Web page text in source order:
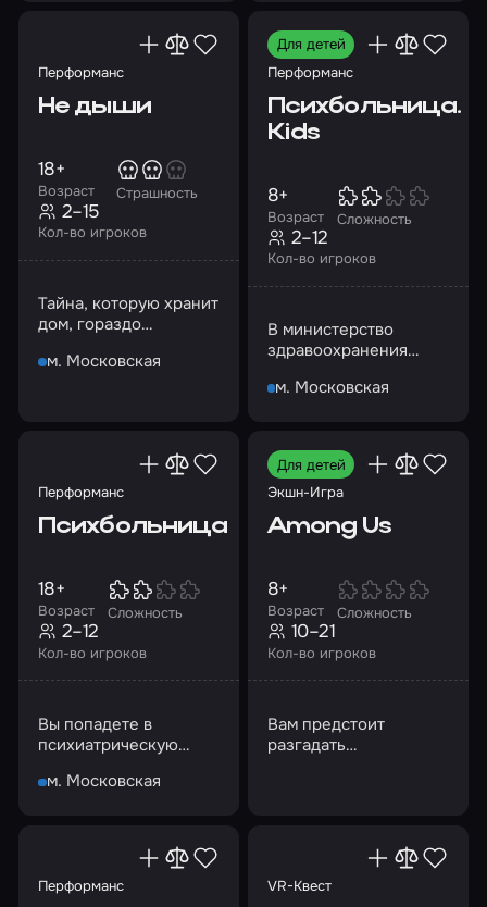
Перформанс
Не дыши
Возраст
18+
Страшность
Кол-во игроков
2–15
Тайна, которую хранит
дом, гораздо
можете себе
м. Московская
Для детей
Перформанс
Психбольница.
Kids
Возраст
8+
Сложность
Кол-во игроков
2–12
В министерство
здравоохранения
жалоба на
м. Московская
Перформанс
Психбольница
Возраст
18+
Сложность
Кол-во игроков
2–12
Вы попадете в
психиатрическую
находится далеко в
м. Московская
Для детей
Экшн-Игра
Among Us
Возраст
8+
Сложность
Кол-во игроков
10–21
Вам предстоит
разгадать
Перформанс VR-Квест